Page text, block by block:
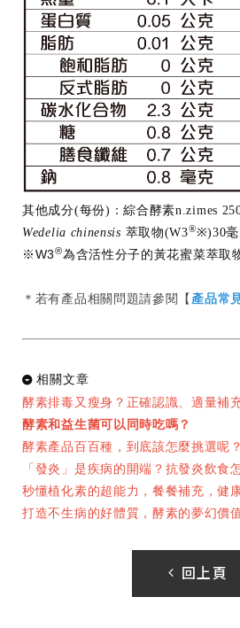
其他成分(每份)：綜合酵素n.zimes
Wedelia chinensis 萃取物(W3®※)30毫
※W3®為含活性分子的黃花蜜菜萃取
＊若有產品相關問題請參閱【 產品常
相關文章
酵素排毒又瘦身？正確認識、適量補
酵素和益生菌可以同時吃嗎？
酵素產品百百種，到底該怎麼挑選呢 ？
「發炎」是疾病的開端？抗發炎飲食
秒懂植化素的超能力，餐餐補充，健
打造不生病的好體質，酵素的夢幻價
回上頁